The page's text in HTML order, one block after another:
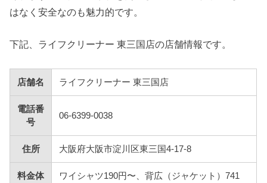
はなく安全なのも魅力的です。
下記、ライフクリーナー 東三国店の店舗情報です。
店舗名 ライフクリーナー 東三国店
電話番
号
06-6399-0038
住所 大阪府大阪市淀川区東三国4-17-8
料金体
ワイシャツ190円〜、背広（ジャケット）741